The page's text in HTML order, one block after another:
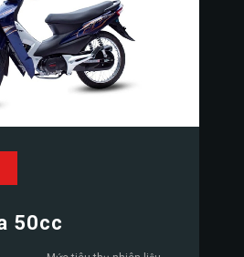
50cc